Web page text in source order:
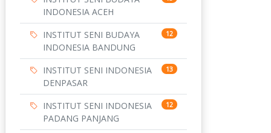
INDONESIA ACEH
INSTITUT SENI BUDAYA
INDONESIA BANDUNG
12
INSTITUT SENI INDONESIA
DENPASAR
13
INSTITUT SENI INDONESIA
PADANG PANJANG
12